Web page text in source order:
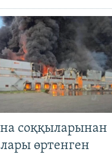
соққыларынан
өртенген